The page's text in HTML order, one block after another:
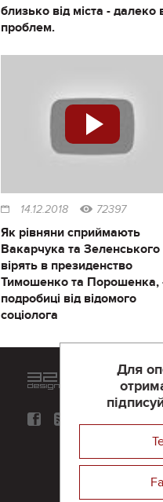
близько від міста - далеко
проблем.
14.12.2018 72397
Як рівняни сприймають
Вакарчука та Зеленського
вірять в президенство
Тимошенко та Порошенка,
подробиці від відомого
соціолога
Для
Розроблений
компанії